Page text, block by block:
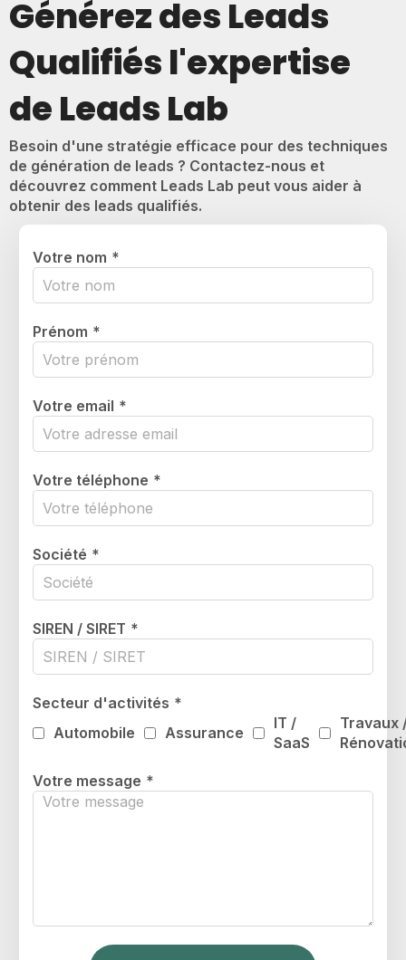
Générez des Leads
Qualifiés l'expertise
de Leads Lab
Besoin d'une stratégie efficace pour des techniques
de génération de leads ? Contactez-nous et
découvrez comment Leads Lab peut vous aider à
obtenir des leads qualifiés.
Votre nom *
Prénom *
Votre email *
Votre téléphone *
Société *
SIREN / SIRET *
Secteur d'activités *
Automobile
Assurance
IT /
SaaS
Travaux
Votre message *